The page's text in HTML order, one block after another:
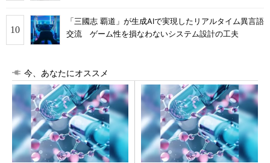
「三國志 覇道」が生成AIで実現したリアルタイム異言語
交流 ゲーム性を損なわないシステム設計の工夫
今、あなたにオススメ